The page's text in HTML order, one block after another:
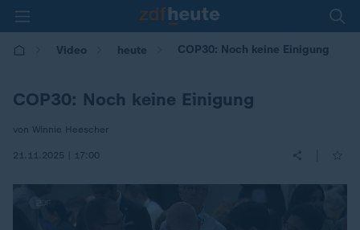
Video heute COP30: Noch keine Einigung
COP30: Noch keine Einigung
von Winnie Heescher
21.11.2025 | 17:00